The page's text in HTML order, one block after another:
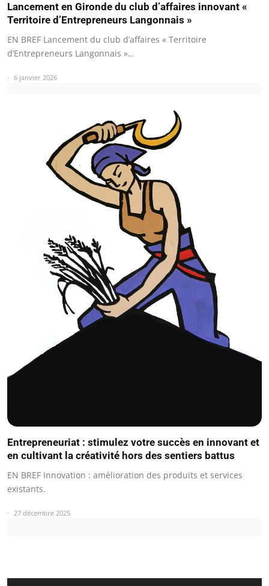
Lancement en Gironde du club d’affaires innovant «
Territoire d’Entrepreneurs Langonnais »
EN BREF Lancement du club d’affaires « Territoire
d’Entrepreneurs Langonnais »…
6 janvier 2026
Entrepreneuriat : stimulez votre succès en innovant et
en cultivant la créativité hors des sentiers battus
EN BREF Innovation : amélioration des produits et services
existants.
27 décembre 2025